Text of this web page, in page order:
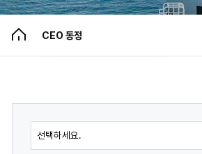
CEO 동정
언론인터뷰
CEO 동정